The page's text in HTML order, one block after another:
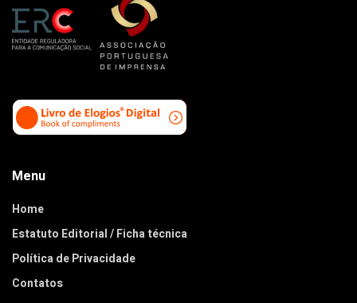
Menu
Home
Estatuto Editorial / Ficha técnica
Política de Privacidade
Contatos